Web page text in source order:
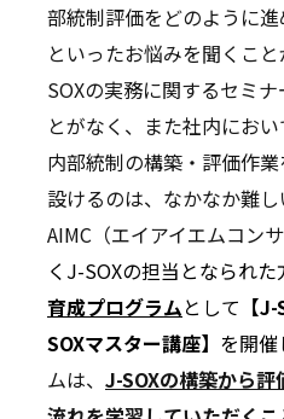
部統制評価をどのように進
といったお悩みを聞くこ
SOXの実務に関するセミ
とがなく、また社内にお
内部統制の構築・評価作
設けるのは、なかなか難し
AIMC（エイアイエムコン
くJ-SOXの担当となられた
育成プログラムとして 【
SOXマスター講座】 を開催
ムは、 J-SOXの構築から